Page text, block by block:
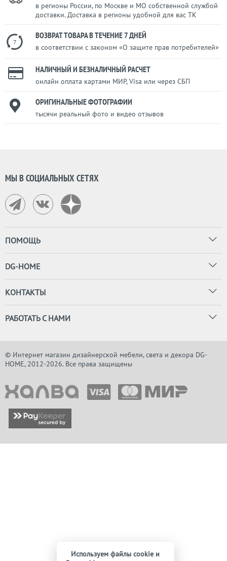
в регионы России, по Москве и МО собственной службой
доставки. Доставка в регионы удобной для вас ТК
7
ВОЗВРАТ ТОВАРА В ТЕЧЕНИЕ 7 ДНЕЙ
в соответствии с законом «О защите прав потребителей»
НАЛИЧНЫЙ И БЕЗНАЛИЧНЫЙ РАСЧЕТ
онлайн оплата картами МИР, Visa или через СБП
ОРИГИНАЛЬНЫЕ ФОТОГРАФИИ
тысячи реальный фото и видео отзывов
МЫ В СОЦИАЛЬНЫХ СЕТЯХ
ПОМОЩЬ
DG-HOME
КОНТАКТЫ
РАБОТАТЬ С НАМИ
© Интернет магазин дизайнерской мебели, света и декора DG-
HOME, 2012-2026. Все права защищены
Используем файлы cookie и